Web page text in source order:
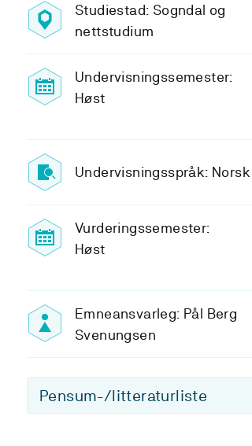
Studiestad: Sogndal og
nettstudium
Undervisningssemester:
Høst
Undervisningsspråk: Norsk
Vurderingssemester:
Høst
Emneansvarleg: Pål Berg
Svenungsen
Pensum-/litteraturliste